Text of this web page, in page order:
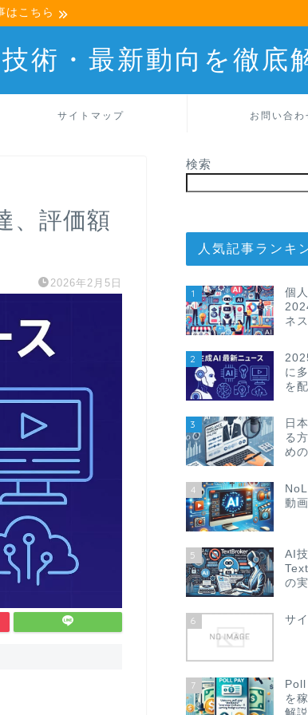
はこちら
術・最新動向を徹底
サイトマップ お問い合わ
、評価額
2026年2月5日
検索
人気記事ランキ
1
個
ネ
2
に
を
3
日
る
め
4
動
5
AI
の
6 サ
7
を